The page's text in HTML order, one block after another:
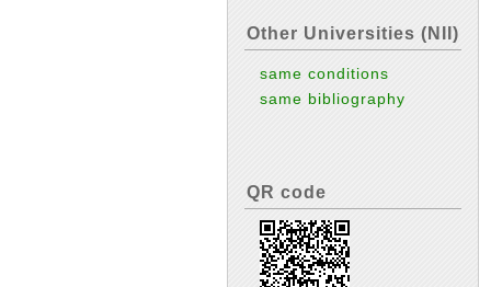
Other Universities (NII)
same conditions
same bibliography
QR code